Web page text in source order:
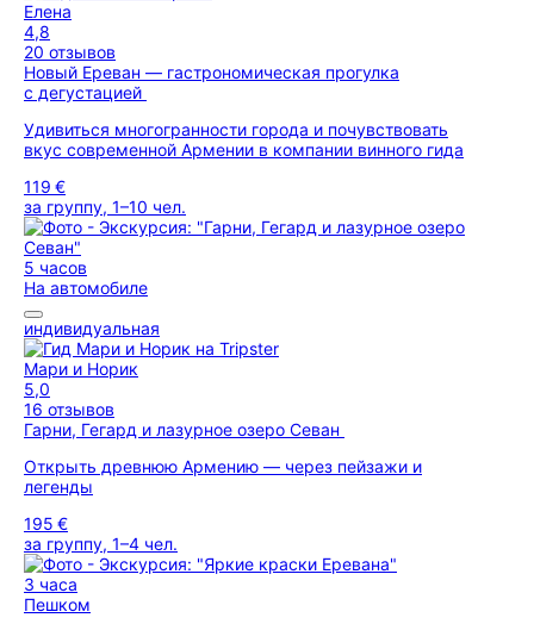
Елена
4,8
20 отзывов
Новый Ереван — гастрономическая прогулка
с дегустацией
Удивиться многогранности города и почувствовать
вкус современной Армении в компании винного гида
119 €
за группу, 1–10 чел.
5 часов
На автомобиле
индивидуальная
Мари и Норик
5,0
16 отзывов
Гарни, Гегард и лазурное озеро Севан
Открыть древнюю Армению — через пейзажи и
легенды
195 €
за группу, 1–4 чел.
3 часа
Пешком